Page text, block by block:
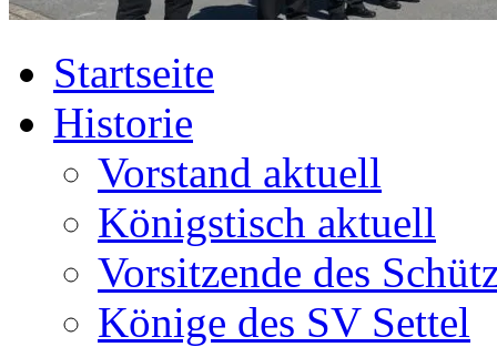
Startseite
Historie
Vorstand aktuell
Königstisch aktuell
Vorsitzende des
Könige des SV Settel